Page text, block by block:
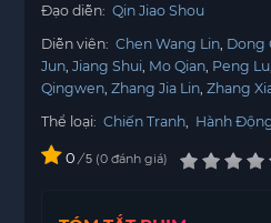
Đạo diễn: Qin Jiao Shou
Diễn viên: Chen Wang Lin Dong
Jun Jiang Shui Mo Qian Peng Lu
Qingwen Zhang Jia Lin Zhang
Thể loại: Chiến Tranh, Hành
0 / 5 0 đánh giá